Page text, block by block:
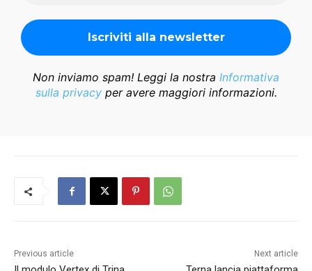
Non inviamo spam! Leggi la nostra Informativa
sulla privacyper avere maggiori informazioni.
Previous article Next article